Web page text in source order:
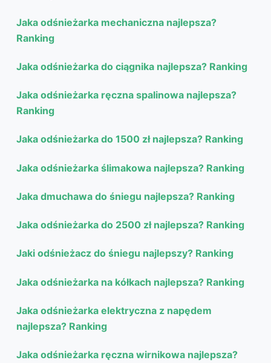
Jaka odśnieżarka mechaniczna najlepsza?
Ranking
Jaka odśnieżarka do ciągnika najlepsza? Ranking
Jaka odśnieżarka ręczna spalinowa najlepsza?
Ranking
Jaka odśnieżarka do 1500 zł najlepsza? Ranking
Jaka odśnieżarka ślimakowa najlepsza? Ranking
Jaka dmuchawa do śniegu najlepsza? Ranking
Jaka odśnieżarka do 2500 zł najlepsza? Ranking
Jaki odśnieżacz do śniegu najlepszy? Ranking
Jaka odśnieżarka na kółkach najlepsza? Ranking
Jaka odśnieżarka elektryczna z napędem
najlepsza? Ranking
Jaka odśnieżarka ręczna wirnikowa najlepsza?